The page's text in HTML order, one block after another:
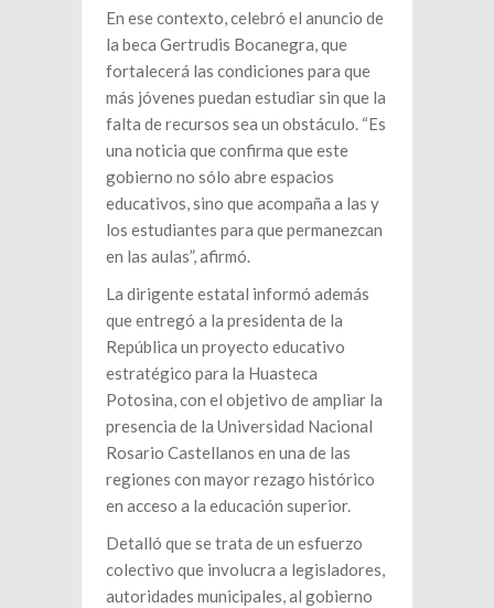
En ese contexto, celebró el anuncio de
la beca Gertrudis Bocanegra, que
fortalecerá las condiciones para que
más jóvenes puedan estudiar sin que la
falta de recursos sea un obstáculo. “Es
una noticia que confirma que este
gobierno no sólo abre espacios
educativos, sino que acompaña a las y
los estudiantes para que permanezcan
en las aulas”, afirmó.
La dirigente estatal informó además
que entregó a la presidenta de la
República un proyecto educativo
estratégico para la Huasteca
Potosina, con el objetivo de ampliar la
presencia de la Universidad Nacional
Rosario Castellanos en una de las
regiones con mayor rezago histórico
en acceso a la educación superior.
Detalló que se trata de un esfuerzo
colectivo que involucra a legisladores,
autoridades municipales, al gobierno